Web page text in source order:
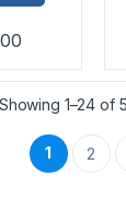
Showing 1–24 of
1 2